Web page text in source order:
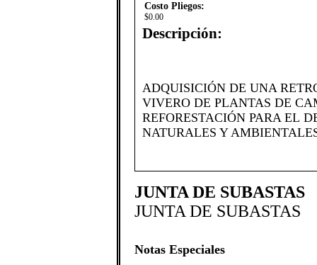
Costo Pliegos:
$0.00
Descripción:
​​ADQUISICIÓN DE UNA
VIVERO DE PLANTAS DE
REFORESTACIÓN PARA EL
NATURALES Y
JUNTA DE SUBASTAS
JUNTA DE SUBASTAS
Notas Especiales